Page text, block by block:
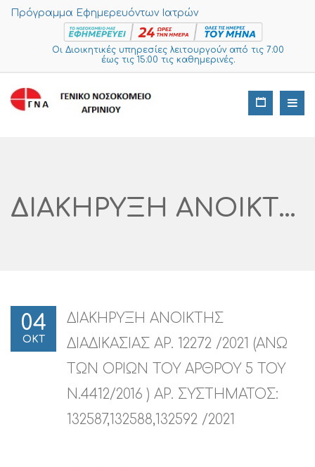
Πρόγραμμα Εφημερευόντων Ιατρών
Οι Διοικητικές υπηρεσίες λειτουργούν από τις 7:00
έως τις 15:00 τις καθημερινές.
ΔΙΑΚΗΡΥΞΗ ΑΝΟΙΚΤΗΣ ΔΙΑΔΙΚΑΣΙΑΣ ΑΡ. 12272 /2021 (ΑΝΩ ΤΩΝ ΟΡΙΩΝ ΤΟΥ ΑΡΘΡΟΥ 5 ΤΟΥ Ν.4412/2016 ) ΑΡ. ΣΥΣΤΗΜΑΤΟΣ: 132587,132588,132592 /2021
04
ΟΚΤ
ΔΙΑΚΗΡΥΞΗ ΑΝΟΙΚΤΗΣ
ΔΙΑΔΙΚΑΣΙΑΣ ΑΡ. 12272 /2021 (ΑΝΩ
ΤΩΝ ΟΡΙΩΝ ΤΟΥ ΑΡΘΡΟΥ 5 ΤΟΥ
Ν.4412/2016 ) ΑΡ. ΣΥΣΤΗΜΑΤΟΣ:
132587,132588,132592 /2021